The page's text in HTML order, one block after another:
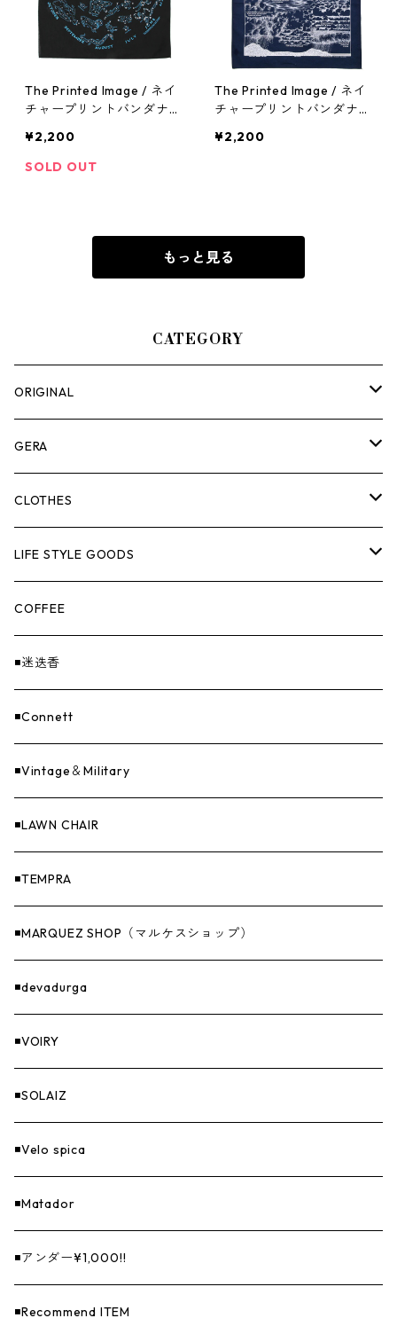
The Printed Image / ネイ
チャープリントバンダナ
¥2,200
SOLD OUT
The Printed Image / ネイ
チャープリントバンダナ
¥2,200
もっと見る
CATEGORY
ORIGINAL
ASOMATOUS
HANGBURGER（ハングバーガー）
EX-GATE（エクスゲート）
Others（その他）
COLLABORATION
UNITIUM.
THE UNFORM STORE オリジナル
GERA
ランタン＆ライト
クッカー＆カトラリー
バーナー
焚火
寝具
ファニチャー
収納
ナイフ＆アックス
燃料
GOODS
CLOTHES
TOPS
PANTS
CAP
GOODS
バンダナ＆手ぬぐい
LIFE STYLE GOODS
ステッカー
COFFEE
◾️迷迭香
◾️Connett
◾️Vintage＆Military
◾️LAWN CHAIR
◾️TEMPRA
◾️MARQUEZ SHOP（マルケスショップ）
◾️devadurga
◾️VOIRY
◾️SOLAIZ
◾️Velo spica
◾️Matador
◾️アンダー¥1,000!!
◾️Recommend ITEM